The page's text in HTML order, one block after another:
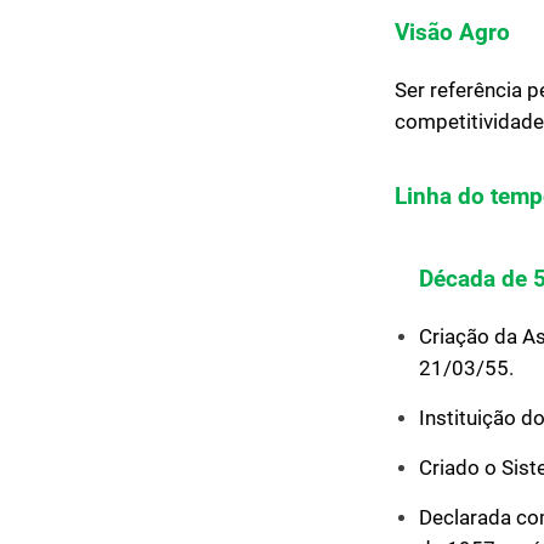
Visão Agro
Ser referência
Linha do
Década de
Criação da
21/03/55.
Instituição
Criado o
Declarada